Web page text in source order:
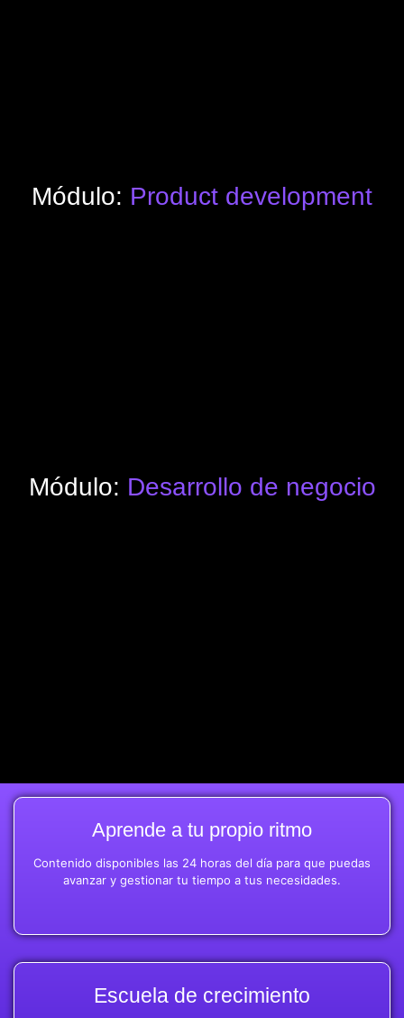
Módulo: Product development
Módulo: Desarrollo de negocio
Aprende a tu propio ritmo
Contenido disponibles las 24 horas del día para que puedas
avanzar y gestionar tu tiempo a tus necesidades.
Escuela de crecimiento